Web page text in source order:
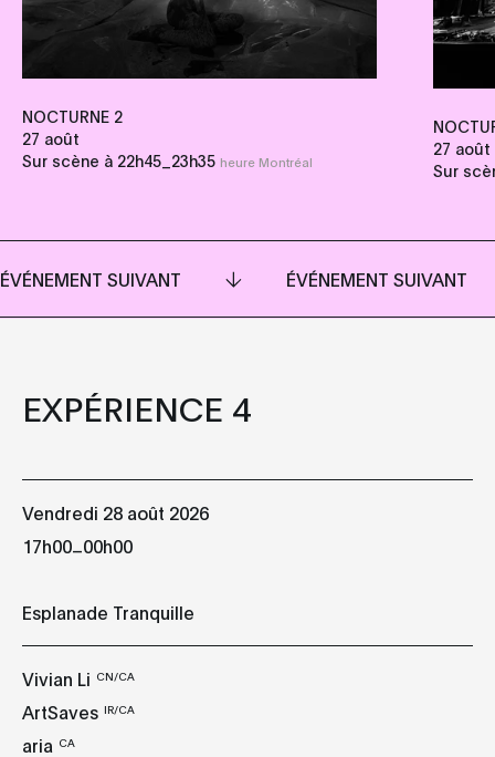
NOCTURNE 2
27 août
Sur scène à 22h45 23h35 heure Montréal
27 août
Sur
ÉVÉNEMENT SUIVANT ÉVÉNEMENT SUIVANT
EXPÉRIENCE 4
Vendredi 28 août 2026
17h00 00h00
Esplanade Tranquille
Vivian Li CN/CA
ArtSaves IR/CA
aria CA